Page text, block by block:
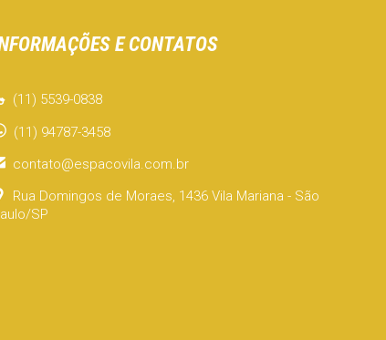
E CONTATOS
(11) 5539-0838
(11) 94787-3458
contato@espacovila.com.br
Rua Domingos de Moraes, 1436 Vila Mariana - São
SP